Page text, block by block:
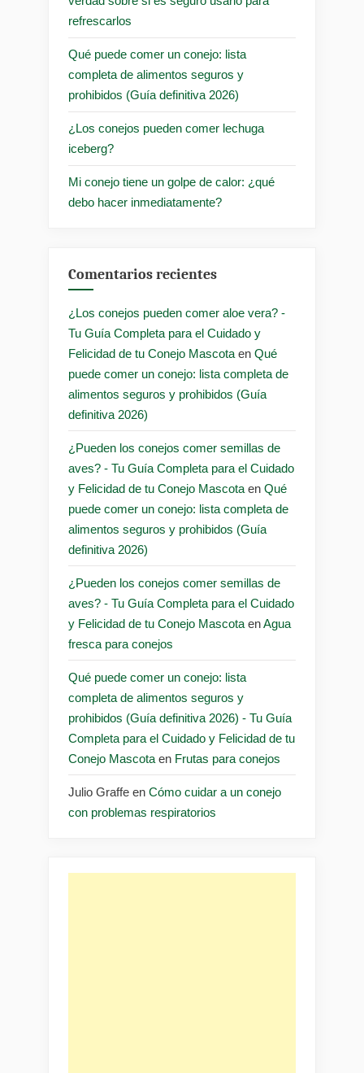
refrescarlos
Qué puede comer un conejo: lista
completa de alimentos seguros y
prohibidos (Guía definitiva 2026)
¿Los conejos pueden comer lechuga
iceberg?
Mi conejo tiene un golpe de calor: ¿qué
debo hacer inmediatamente?
Comentarios recientes
¿Los conejos pueden comer aloe vera? -
Tu Guía Completa para el Cuidado y
Felicidad de tu Conejo Mascota en Qué
puede comer un conejo: lista completa de
alimentos seguros y prohibidos (Guía
definitiva 2026)
¿Pueden los conejos comer semillas de
aves? - Tu Guía Completa para el Cuidado
y Felicidad de tu Conejo Mascota en Qué
puede comer un conejo: lista completa de
alimentos seguros y prohibidos (Guía
definitiva 2026)
¿Pueden los conejos comer semillas de
aves? - Tu Guía Completa para el Cuidado
y Felicidad de tu Conejo Mascota enAgua
fresca para conejos
Qué puede comer un conejo: lista
completa de alimentos seguros y
prohibidos (Guía definitiva 2026) - Tu Guía
Completa para el Cuidado y Felicidad de tu
Conejo Mascota en Frutas para conejos
Julio Graffe en Cómo cuidar a un conejo
con problemas respiratorios